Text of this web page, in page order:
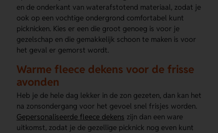
en de onderkant van waterafstotend materiaal, zodat je
ook op een vochtige ondergrond comfortabel kunt
picknicken. Kies er een die groot genoeg is voor je
gezelschap en die gemakkelijk schoon te maken is voor
het geval er gemorst wordt.
Warme fleece dekens voor de frisse
avonden
Heb je de hele dag lekker in de zon gezeten, dan kan het
na zonsondergang voor het gevoel snel frisjes worden.
Gepersonaliseerde fleece dekens zijn dan een ware
uitkomst, zodat je de gezellige picknick nog even kunt